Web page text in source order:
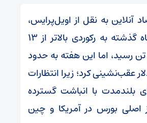
آنلاین به نقل از اویل‌پرایس،
قیمت مس ماه گذشته به رکوردی بالاتر از ۱۳
تن رسید، اما این هفته به حدود
و ۷۰۰ دلار عقب‌نشینی کرد؛ زیرا انتظارات
بلندمدت با انباشت گسترده
اصلی بورس در آمریکا و چین